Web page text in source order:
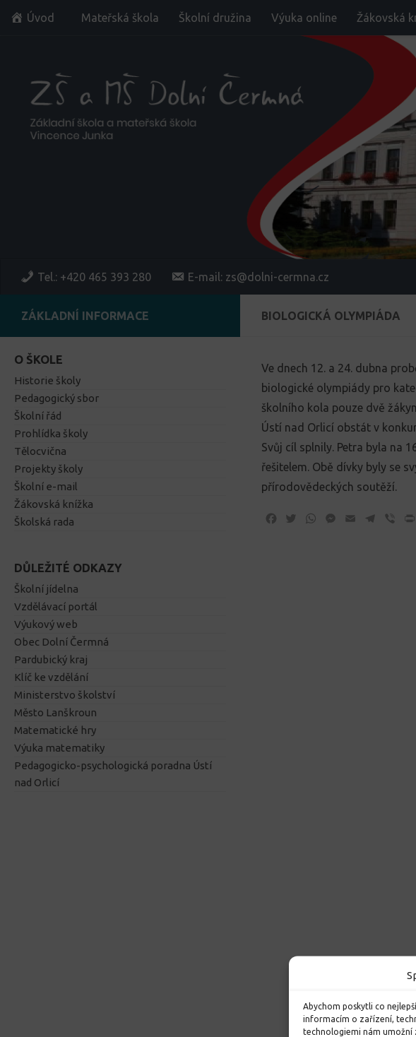
Abychom poskytli co
informacím o zařízení,
technologiemi nám umožní
Skip to content
Úvod Mateřská škola Školní družina Výuka online Žákovská
Tel.: +420 465 393 280 E-mail: zs@dolni-cermna.cz
BIOLOGICKÁ OLYMPIÁDA
Ve dnech 12. a 24. dubna
biologické olympiády pro
školního kola pouze dvě
Ústí nad Orlicí obstát v
Svůj cíl splnily. Petra byla na
řešitelem. Obě dívky byly se
přírodovědeckých soutěží.
Facebook
TwitterWhatsApp
Messenger
Email
ZÁKLADNÍ INFORMACE
O ŠKOLE
Historie školy
Pedagogický sbor
Školní řád
Prohlídka školy
Tělocvična
Projekty školy
Školní e-mail
Žákovská knížka
Školská rada
DŮLEŽITÉ ODKAZY
Školní jídelna
Vzdělávací portál
Výukový web
Obec Dolní Čermná
Pardubický kraj
Klíč ke vzdělání
Ministerstvo školství
Město Lanškroun
Matematické hry
Výuka matematiky
Pedagogicko-psychologická poradna Ústí
nad Orlicí